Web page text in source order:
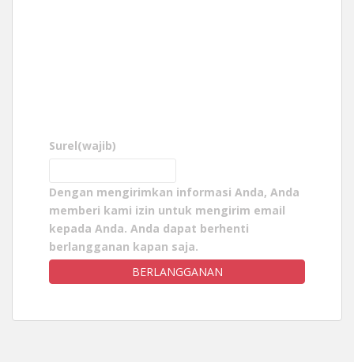
Surel(wajib)
Dengan mengirimkan informasi Anda, Anda
memberi kami izin untuk mengirim email
kepada Anda. Anda dapat berhenti
berlangganan kapan saja.
BERLANGGANAN